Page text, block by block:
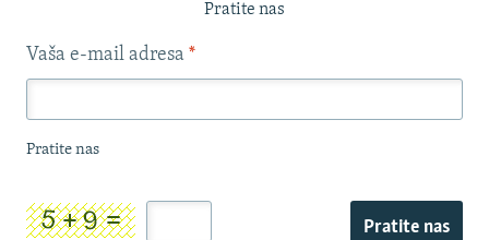
Pratite nas
Vaša e-mail adresa *
Pratite nas
Pratite nas